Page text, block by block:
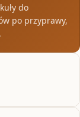
do
po przyprawy,